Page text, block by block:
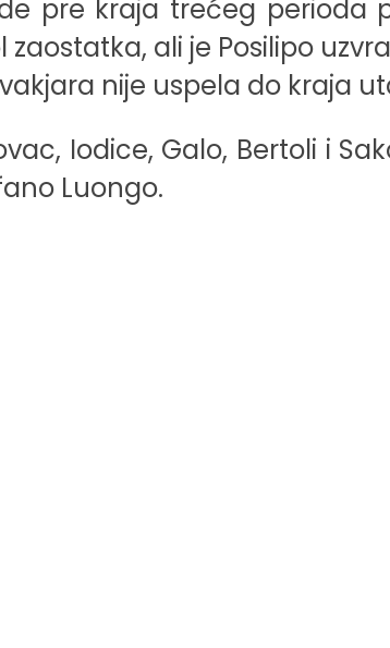
pre kraja trećeg
ali je Posilipo
nije uspela do kraja
Iodice, Galo, Bertoli i
Luongo.